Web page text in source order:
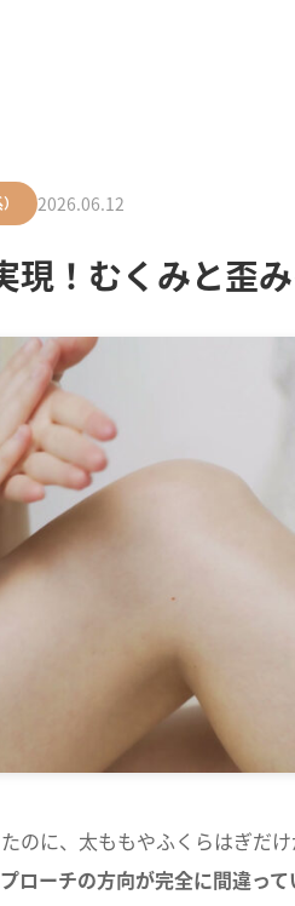
2026.06.12
現！むくみと歪
のに、太ももやふくらはぎだ
ローチの方向が完全に間違って